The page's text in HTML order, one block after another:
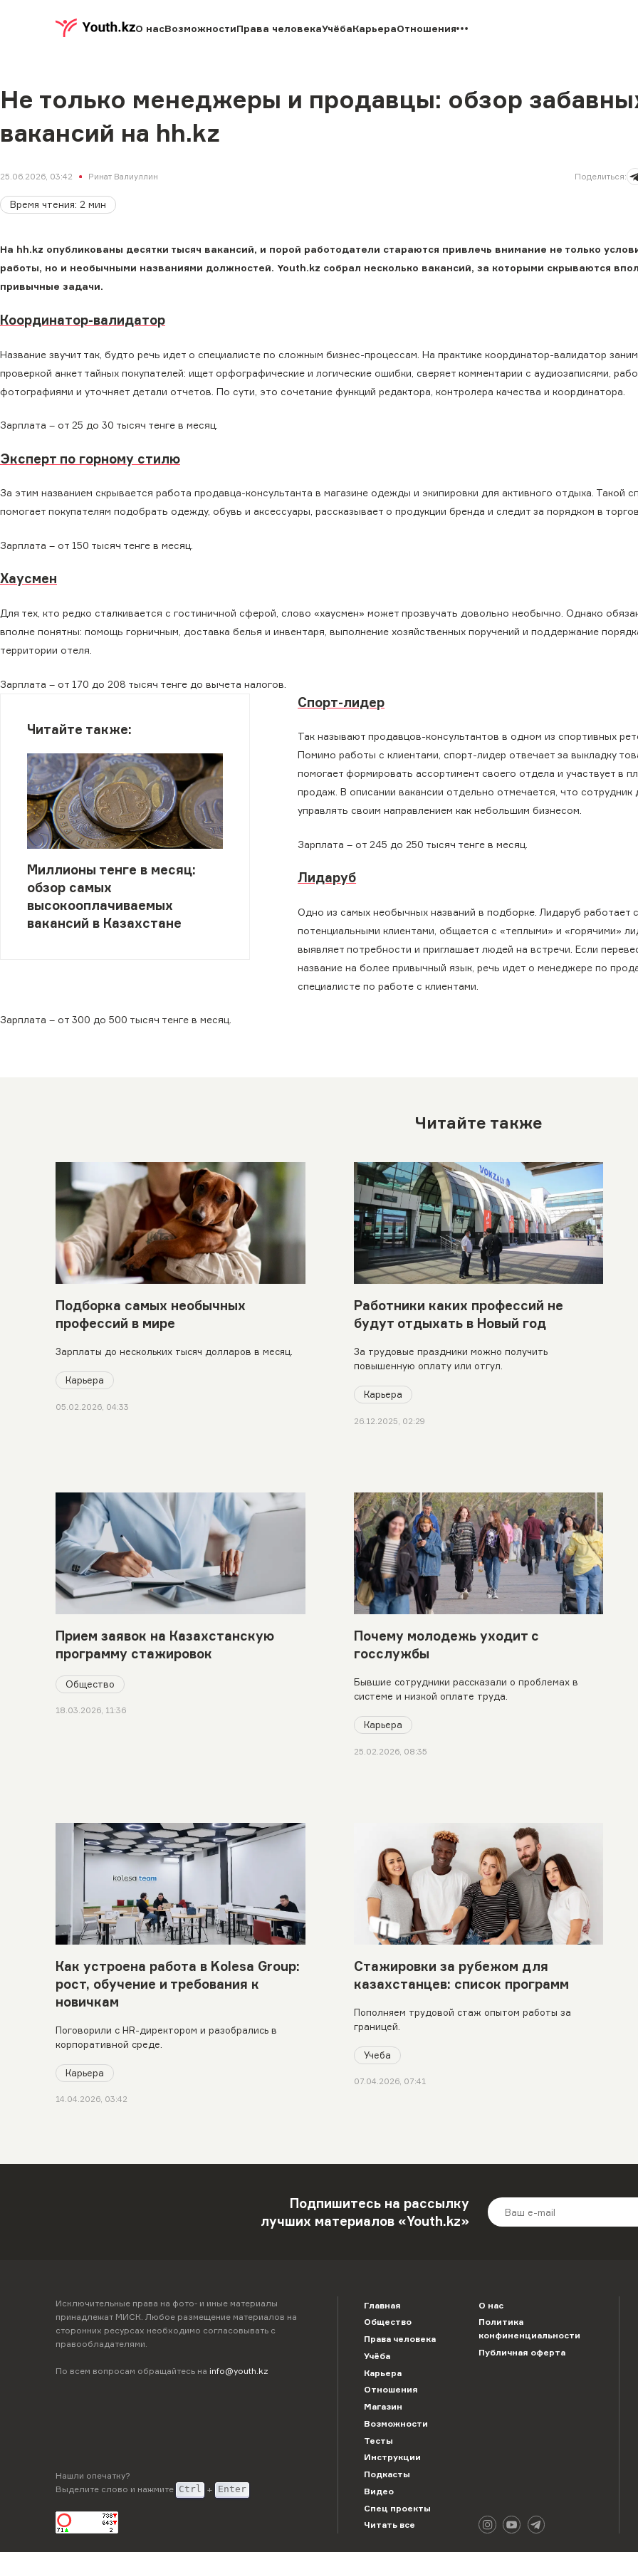
О насВозможностиПрава человекаУчёбаКарьераОтношения
Не только менеджеры и продавцы: обзор
вакансий на hh.kz
25.06.2026, 03:42 Ринат Валиуллин Поделиться:
Время чтения: 2 мин
На hh.kz опубликованы десятки тысяч вакансий, и порой работодатели стараются привлечь внимание не только
работы, но и необычными названиями должностей. Youth.kz собрал несколько вакансий, за которыми скрываются
привычные задачи.
Координатор-валидатор
Название звучит так, будто речь идет о специалисте по сложным бизнес-процессам. На практике координатор-валидатор
проверкой анкет тайных покупателей: ищет орфографические и логические ошибки, сверяет комментарии с аудиозаписями,
фотографиями и уточняет детали отчетов. По сути, это сочетание функций редактора, контролера качества и координатора.
Зарплата – от 25 до 30 тысяч тенге в месяц.
Эксперт по горному стилю
За этим названием скрывается работа продавца-консультанта в магазине одежды и экипировки для активного отдыха. Такой
помогает покупателям подобрать одежду, обувь и аксессуары, рассказывает о продукции бренда и следит за порядком в
Зарплата – от 150 тысяч тенге в месяц.
Хаусмен
Для тех, кто редко сталкивается с гостиничной сферой, слово «хаусмен» может прозвучать довольно необычно. Однако
вполне понятны: помощь горничным, доставка белья и инвентаря, выполнение хозяйственных поручений и поддержание
территории отеля.
Зарплата – от 170 до 208 тысяч тенге до вычета налогов.
Читайте также:
Миллионы тенге в месяц:
обзор самых
высокооплачиваемых
вакансий в Казахстане
Спорт-лидер
Так называют продавцов-консультантов в одном из спортивных
Помимо работы с клиентами, спорт-лидер отвечает за выкладку
помогает формировать ассортимент своего отдела и участвует в
продаж. В описании вакансии отдельно отмечается, что сотрудник
управлять своим направлением как небольшим бизнесом.
Зарплата – от 245 до 250 тысяч тенге в месяц.
Лидаруб
Одно из самых необычных названий в подборке. Лидаруб работает с
потенциальными клиентами, общается с «теплыми» и «горячими»
выявляет потребности и приглашает людей на встречи. Если
название на более привычный язык, речь идет о менеджере по
специалисте по работе с клиентами.
Зарплата – от 300 до 500 тысяч тенге в месяц.
Читайте также
Подборка самых необычных
профессий в мире
Зарплаты до нескольких тысяч долларов в месяц.
Карьера
05.02.2026, 04:33
Работники каких профессий не
будут отдыхать в Новый год
За трудовые праздники можно получить
повышенную оплату или отгул.
Карьера
26.12.2025, 02:29
Прием заявок на Казахстанскую
программу стажировок
Общество
18.03.2026, 11:36
Почему молодежь уходит с
госслужбы
Бывшие сотрудники рассказали о проблемах в
системе и низкой оплате труда.
Карьера
25.02.2026, 08:35
Как устроена работа в Kolesa Group:
рост, обучение и требования к
новичкам
Поговорили с HR-директором и разобрались в
корпоративной среде.
Карьера
14.04.2026, 03:42
Стажировки за рубежом для
казахстанцев: список программ
Пополняем трудовой стаж опытом работы за
границей.
Учеба
07.04.2026, 07:41
Подпишитесь на рассылку
лучших материалов «Youth.kz»
Исключительные права на фото- и иные материалы
принадлежат МИСК. Любое размещение материалов на
сторонних ресурсах необходимо согласовывать с
правообладателями.
По всем вопросам обращайтесь на info@youth.kz
Нашли опечатку?
Выделите слово и нажмите Ctrl + Enter
Главная
Общество
Права человека
Учёба
Карьера
Отношения
Магазин
Возможности
Тесты
Инструкции
Подкасты
Видео
Спец проекты
Читать все
О нас
Политика
конфиненциальности
Публичная оферта